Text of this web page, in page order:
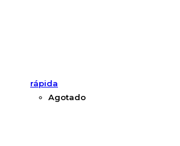
rápida
Agotado